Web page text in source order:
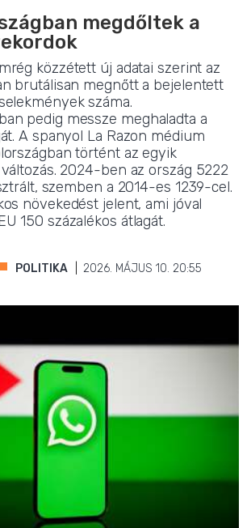
megdőltek a
közzétett új adatai szerint az
brutálisan megnőtt a bejelentett
száma.
pedig messze meghaladta a
A spanyol La Razon médium
történt az egyik
2024-ben az ország 5222
szemben a 2014-es 1239-cel.
növekedést jelent, ami jóval
150 százalékos átlagát.
POLITIKA 2026. MÁJUS 10. 20:55